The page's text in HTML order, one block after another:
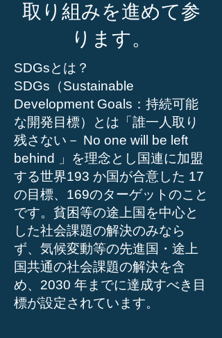
取り組みを進めて参
ります。
SDGsとは？
SDGs（Sustainable
Development Goals：持続可能
な開発目標）とは「誰一人取り
残さない－ No one will be left
behind 」を理念とし国連に加盟
する世界193 か国が合意した 17
の目標、169のターゲットのこと
です。貧困等の途上国を中心と
した社会課題の解決のみなら
ず、気候変動等の先進国・途上
国共通の社会課題の解決を含
め、2030 年までに達成すべき目
標が設定されています。